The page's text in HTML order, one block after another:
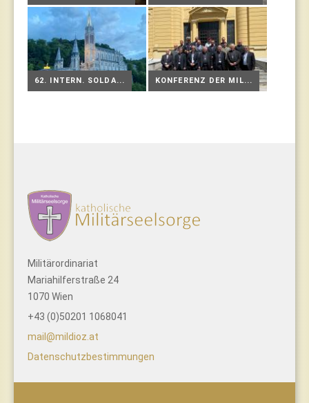
62. INTERN. SOLDA... KONFERENZ DER MIL...
Militärordinariat
Mariahilferstraße 24
1070 Wien
+43 (0)50201 1068041
mail@mildioz.at
Datenschutzbestimmungen